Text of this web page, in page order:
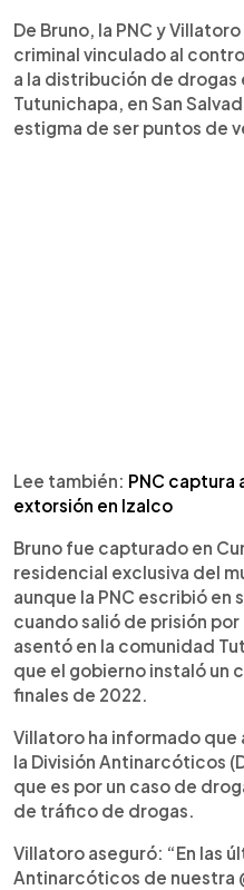
De Bruno, la PNC y
criminal vinculado al
a la distribución de drogas
Tutunichapa, en San
estigma de ser puntos de
Lee también: PNC captura
extorsión en Izalco
Bruno fue capturado en
residencial exclusiva del
aunque la PNC escribió en
cuando salió de prisión
asentó en la comunidad
que el gobierno instaló
finales de 2022.
Villatoro ha informado que
la División Antinarcóticos
que es por un caso de
de tráfico de drogas.
Villatoro aseguró: “En las
Antinarcóticos de nuestra